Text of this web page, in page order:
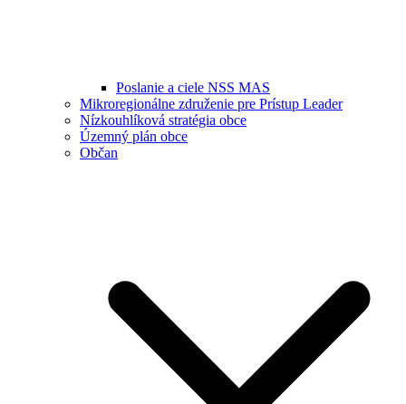
Poslanie a ciele NSS MAS
Mikroregionálne združenie pre Prístup Leader
Nízkouhlíková stratégia obce
Územný plán obce
Občan